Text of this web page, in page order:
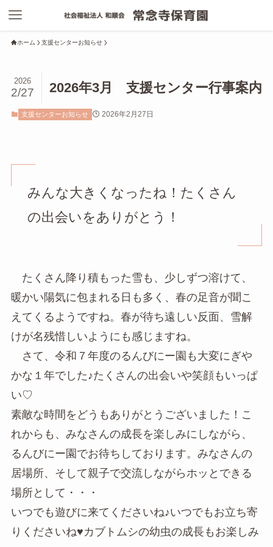
ホーム 支援センターお知らせ
2026年3月 支援センター行事案内
2026
2/27
支援センターお知らせ 2026年2月27日
みんな大きくなったね！たくさん
の出会いをありがとう！
たくさん降り積もった雪も、少しずつ溶けて、
暖かい陽気に包まれる日も多く、春の足音が聞こ
えてくるようですね。春が待ち遠しい反面、雪解
けが名残惜しいようにも感じますね。
さて、令和７年度のるんびにー園も大変にぎや
かな１年でした♪たくさんの出会いや笑顔もいっぱ
い♡
素敵な時間をどうもありがとうございました！こ
れからも、みなさんの成長を楽しみにしながら、
るんびにー園でお待ちしております。みなさんの
居場所、そして親子で交流しながらホッとできる
場所として・・・
いつでも遊びに来てくださいね♪いつでもお立ち寄
りくださいね♥カブトムシの幼虫の成長もお楽しみ